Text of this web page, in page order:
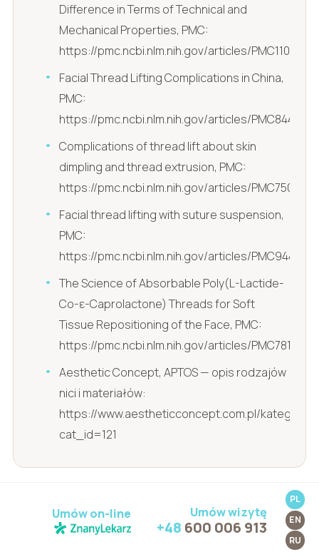
Umów on-line Umów wizytę
+48 600 006 913
PL
EN
RU
Difference in Terms of Technical and
Mechanical Properties, PMC:
https://pmc.ncbi.nlm.nih.gov/articles/
Facial Thread Lifting Complications in China,
PMC:
https://pmc.ncbi.nlm.nih.gov/articles/
Complications of thread lift about skin
dimpling and thread extrusion, PMC:
https://pmc.ncbi.nlm.nih.gov/articles/PMC7507174/
Facial thread lifting with suture suspension,
PMC:
https://pmc.ncbi.nlm.nih.gov/articles/
The Science of Absorbable Poly(L-Lactide-
Co-ε-Caprolactone) Threads for Soft
Tissue Repositioning of the Face, PMC:
https://pmc.ncbi.nlm.nih.gov/articles/
Aesthetic Concept, APTOS — opis rodzajów
nici i materiałów:
https://www.aestheticconcept.com.pl/
cat_id=121